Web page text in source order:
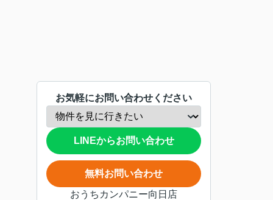
お気軽にお問い合わせください
LINEからお問い合わせ
無料お問い合わせ
おうちカンパニー向日店